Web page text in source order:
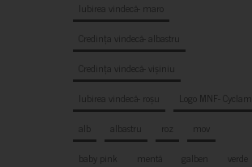
Iubirea vindecă- maro
Credința vindecă- albastru
Credința vindecă- vișiniu
Iubirea vindecă- roșu
Logo MNF- Cyclam
alb
albastru roz
mov
baby pink
mentă galben
verde